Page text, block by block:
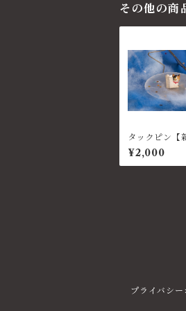
その他の商
タックピン【
の猫 ×
¥2,000
プライバシー